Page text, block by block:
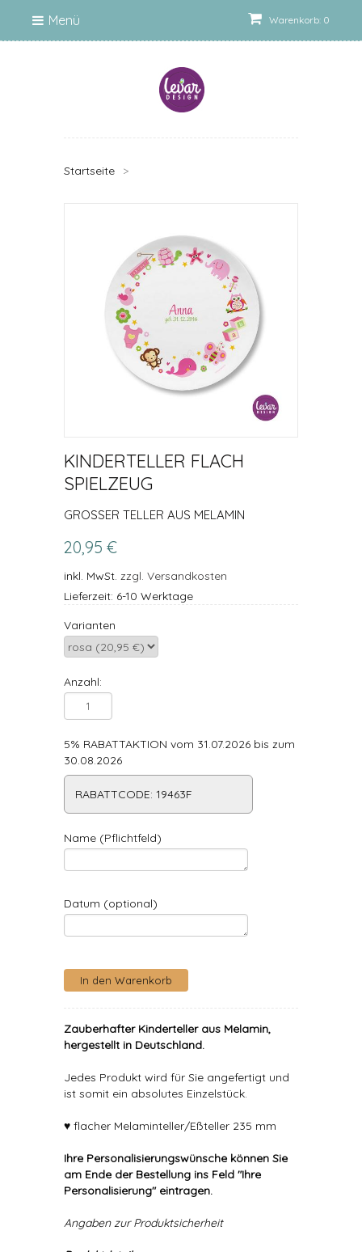
Warenkorb: 0
Menü
Startseite >
KINDERTELLER FLACH
SPIELZEUG
GROSSER TELLER AUS MELAMIN
20,95 €
inkl. MwSt. zzgl. Versandkosten
Lieferzeit: 6-10 Werktage
Varianten
Anzahl:
5% RABATTAKTION vom 31.07.2026 bis zum
30.08.2026
RABATTCODE: 19463F
Name (Pflichtfeld)
Datum (optional)
Zauberhafter Kinderteller aus Melamin,
hergestellt in Deutschland.
Jedes Produkt wird für Sie angefertigt und
ist somit ein absolutes Einzelstück.
♥ flacher Melaminteller/Eßteller 235 mm
Ihre Personalisierungswünsche können Sie
am Ende der Bestellung ins Feld "Ihre
Personalisierung" eintragen.
Angaben zur Produktsicherheit